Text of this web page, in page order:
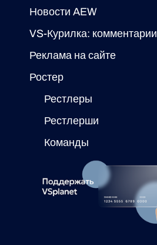
Новости AEW
VS-Курилка: комментарии
Реклама на сайте
Ростер
Рестлеры
Рестлерши
Команды